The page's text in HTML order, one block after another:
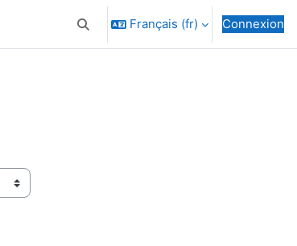
Activer/désactiver la saisie de
Français ‎(fr)‎ Connexion